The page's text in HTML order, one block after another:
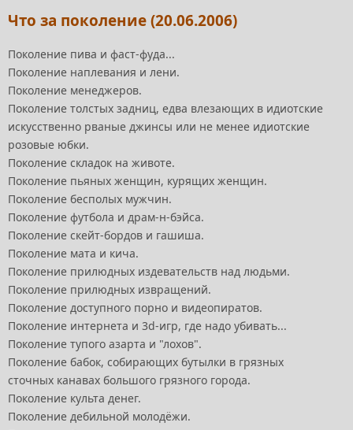
Что за поколение (20.06.2006)
Поколение пива и фаст-фуда...
Поколение наплевания и лени.
Поколение менеджеров.
Поколение толстых задниц, едва влезающих в идиотские
искусственно рваные джинсы или не менее идиотские
розовые юбки.
Поколение складок на животе.
Поколение пьяных женщин, курящих женщин.
Поколение бесполых мужчин.
Поколение футбола и драм-н-бэйса.
Поколение скейт-бордов и гашиша.
Поколение мата и кича.
Поколение прилюдных издевательств над людьми.
Поколение прилюдных извращений.
Поколение доступного порно и видеопиратов.
Поколение интернета и 3d-игр, где надо убивать...
Поколение тупого азарта и "лохов".
Поколение бабок, собирающих бутылки в грязных
сточных канавах большого грязного города.
Поколение культа денег.
Поколение дебильной молодёжи.